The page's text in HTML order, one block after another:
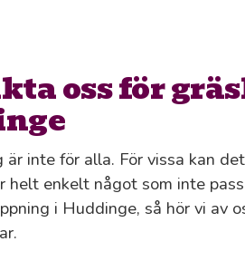
oss för
är inte för alla. För vissa kan
helt enkelt något som inte
i Huddinge, så hör vi av